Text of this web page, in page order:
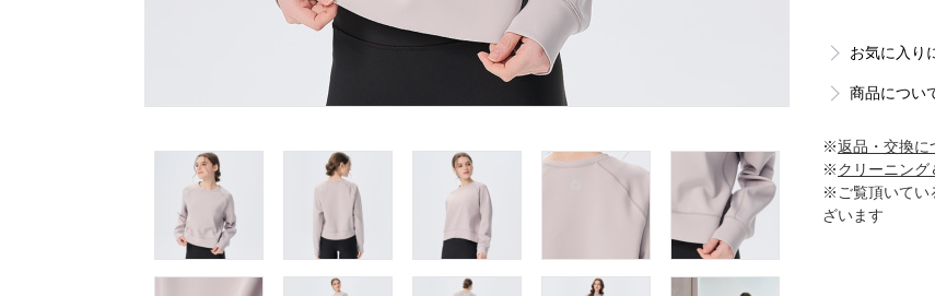
お気に入り
商品につい
※返品・交換に
※クリーニング
※ご覧頂いてい
ざいます